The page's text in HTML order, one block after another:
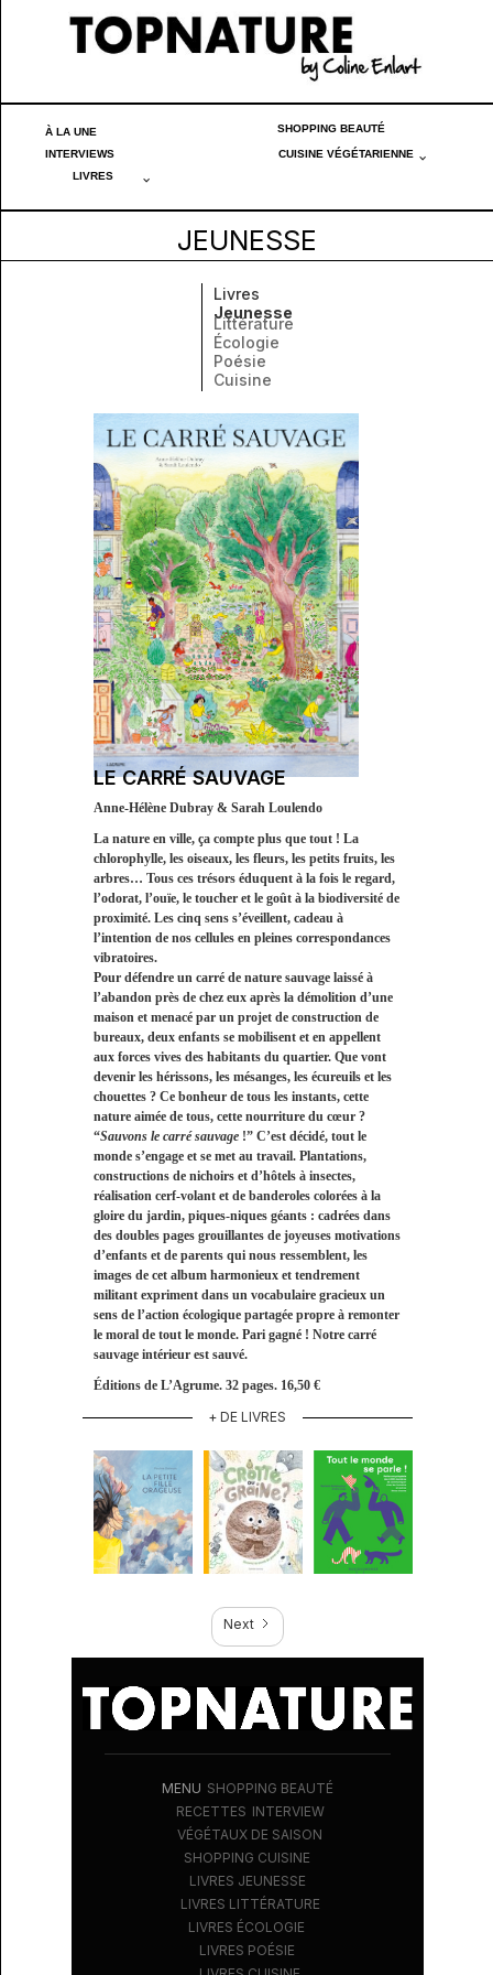
À LA UNE SHOPPING BEAUTÉ
INTERVIEWS
CUISINE VÉGÉTARIENNE
LIVRES
JEUNESSE
Livres
Jeunesse
Littérature
Écologie
Poésie
Cuisine
LE CARRÉ SAUVAGE
Anne-Hélène Dubray & Sarah Loulendo
La nature en ville, ça compte plus que tout ! La
chlorophylle, les oiseaux, les fleurs, les petits fruits, les
arbres… Tous ces trésors éduquent à la fois le regard,
l’odorat, l’ouïe, le toucher et le goût à la biodiversité de
proximité. Les cinq sens s’éveillent, cadeau à
l’intention de nos cellules en pleines correspondances
vibratoires.
Pour défendre un carré de nature sauvage laissé à
l’abandon près de chez eux après la démolition d’une
maison et menacé par un projet de construction de
bureaux, deux enfants se mobilisent et en appellent
aux forces vives des habitants du quartier. Que vont
devenir les hérissons, les mésanges, les écureuils et les
chouettes ? Ce bonheur de tous les instants, cette
nature aimée de tous, cette nourriture du cœur ?
“Sauvons le carré sauvage!” C’est décidé, tout le
monde s’engage et se met au travail. Plantations,
constructions de nichoirs et d’hôtels à insectes,
réalisation cerf-volant et de banderoles colorées à la
gloire du jardin, piques-niques géants : cadrées dans
des doubles pages grouillantes de joyeuses motivations
d’enfants et de parents qui nous ressemblent, les
images de cet album harmonieux et tendrement
militant expriment dans un vocabulaire gracieux un
sens de l’action écologique partagée propre à remonter
le moral de tout le monde. Pari gagné ! Notre carré
sauvage intérieur est sauvé.
Éditions de L’Agrume. 32 pages. 16,50 €
+ DE LIVRES
Next
MENU SHOPPING BEAUTÉ
RECETTES INTERVIEW
VÉGÉTAUX DE SAISON
SHOPPING CUISINE
LIVRES JEUNESSE
LIVRES LITTÉRATURE
LIVRES ÉCOLOGIE
LIVRES POÉSIE